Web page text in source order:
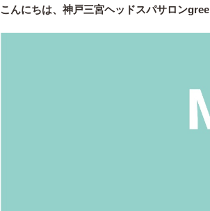
こんにちは、神戸三宮ヘッドスパサロン